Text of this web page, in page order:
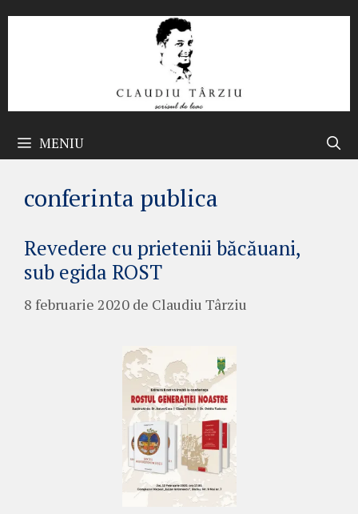
MENIU
conferinta publica
Revedere cu prietenii băcăuani,
sub egida ROST
8 februarie 2020 de Claudiu Târziu